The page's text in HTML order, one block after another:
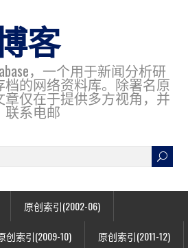
客
，一个用于新闻分析研
的网络资料库。除署名原
仅在于提供多方视角，并
联系电邮
原创索引(2002-06)
创索引(2009-10) 原创索引(2011-12)